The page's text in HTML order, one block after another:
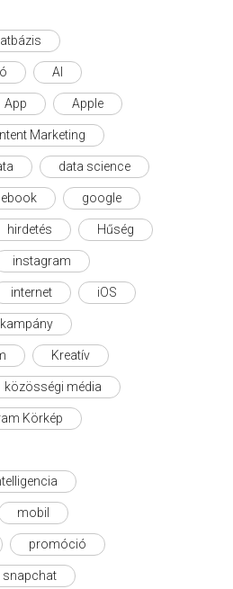
AI
App Apple
Marketing
data science
google
hirdetés Hűség
instagram
internet iOS
kampány
Kreatív
közösségi média
Körkép
mobil
promóció
snapchat